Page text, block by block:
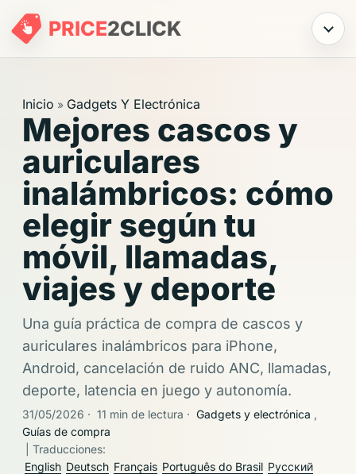
PRICE2CLICK Menú
Inicio » Gadgets Y Electrónica
Mejores cascos y
auriculares
inalámbricos: cómo
elegir según tu
móvil, llamadas,
viajes y deporte
Una guía práctica de compra de cascos y
auriculares inalámbricos para iPhone,
Android, cancelación de ruido ANC, llamadas,
deporte, latencia en juego y autonomía.
31/05/2026 · 11 min de lectura · Gadgets y electrónica ,
Guías de compra
| Traducciones:
English Deutsch Français Português do Brasil Русский